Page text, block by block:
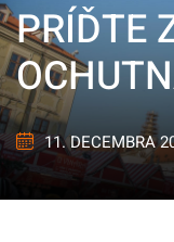
PRÍĎTE
11. DECEMBRA